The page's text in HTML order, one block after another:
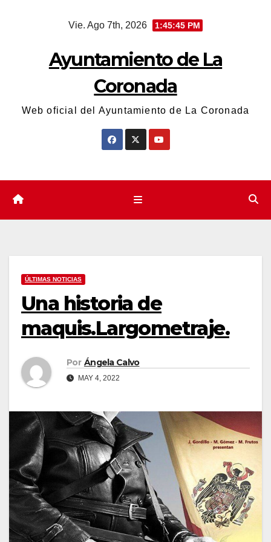
Vie. Ago 7th, 2026 1:45:46 PM
Ayuntamiento de La
Coronada
Web oficial del Ayuntamiento de La Coronada
ÚLTIMAS NOTICIAS
Una historia de
maquis.Largometraje.
Por Ángela Calvo
MAY 4, 2022